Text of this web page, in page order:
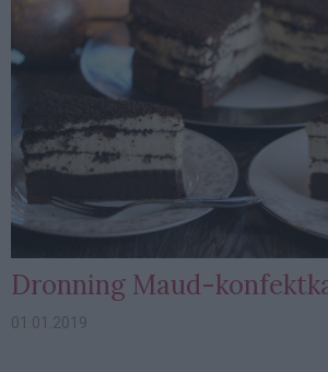
Dronning Maud-
01.01.2019